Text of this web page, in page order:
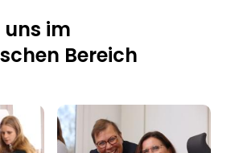
im
Bereich